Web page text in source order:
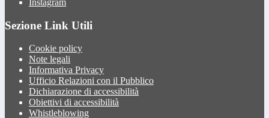
Instagram
Sezione Link Utili
Cookie policy
Note legali
Informativa Privacy
Ufficio Relazioni con il Pubblico
Dichiarazione di accessibilità
Obiettivi di accessibilità
Whistleblowing